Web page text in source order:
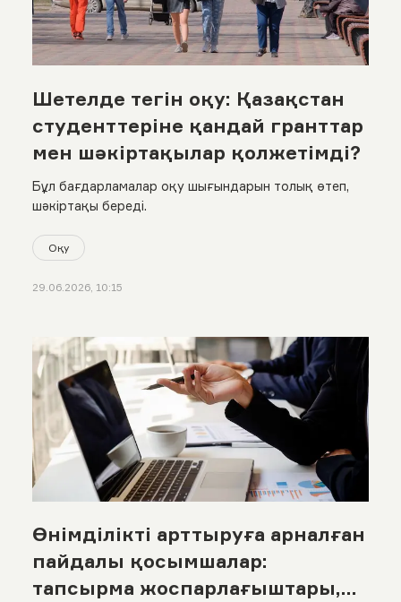
Шетелде тегін оқу: Қазақстан
студенттеріне қандай гранттар
мен шәкіртақылар қолжетімді?
Бұл бағдарламалар оқу шығындарын толық өтеп,
шәкіртақы береді.
Оқу
29.06.2026, 10:15
Өнімділікті арттыруға арналған
пайдалы қосымшалар:
тапсырма жоспарлағыштары,